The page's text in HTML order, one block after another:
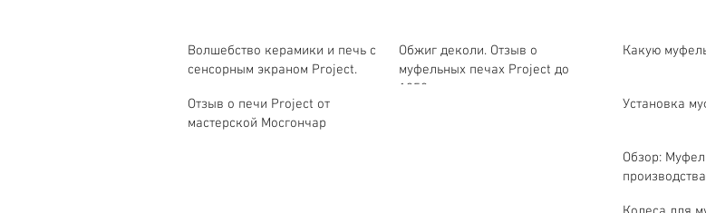
Волшебство керамики и печь с
сенсорным экраном Project.
Обжиг деколи. Отзыв о
муфельных печах Project до
1350 градусов.
Отзыв о печи Project от
мастерской Мосгончар
Какую
Обзор: